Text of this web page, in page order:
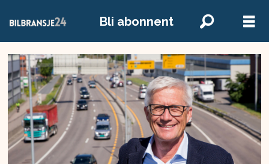
Bli abonnent